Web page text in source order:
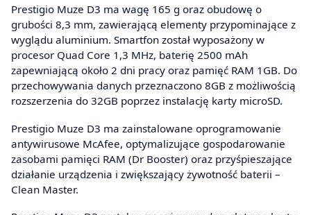
Prestigio Muze D3 ma wagę 165 g oraz obudowę o
grubości 8,3 mm, zawierającą elementy przypominające z
wyglądu aluminium. Smartfon został wyposażony w
procesor Quad Core 1,3 MHz, baterię 2500 mAh
zapewniającą około 2 dni pracy oraz pamięć RAM 1GB. Do
przechowywania danych przeznaczono 8GB z możliwością
rozszerzenia do 32GB poprzez instalację karty microSD.
Prestigio Muze D3 ma zainstalowane oprogramowanie
antywirusowe McAfee, optymalizujące gospodarowanie
zasobami pamięci RAM (Dr Booster) oraz przyśpieszające
działanie urządzenia i zwiększający żywotność baterii –
Clean Master.